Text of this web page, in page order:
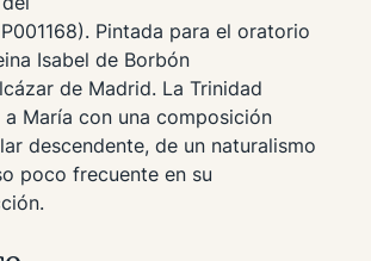
Pintada para el oratorio
Isabel de Borbón
de Madrid. La Trinidad
María con una composición
descendente, de un naturalismo
poco frecuente en su